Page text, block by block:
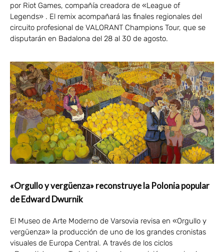
por Riot Games, compañía creadora de «League of
Legends» . El remix acompañará las finales regionales del
circuito profesional de VALORANT Champions Tour, que se
disputarán en Badalona del 28 al 30 de agosto.
«Orgullo y vergüenza» reconstruye la Polonia popular
de Edward Dwurnik
El Museo de Arte Moderno de Varsovia revisa en «Orgullo y
vergüenza» la producción de uno de los grandes cronistas
visuales de Europa Central. A través de los ciclos